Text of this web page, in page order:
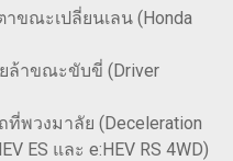
ขณะเปลี่ยนเลน (Honda
ล้าขณะขับขี่ (Driver
พวงมาลัย (Deceleration
ES และ e:HEV RS 4WD)